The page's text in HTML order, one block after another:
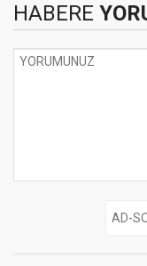
HABERE